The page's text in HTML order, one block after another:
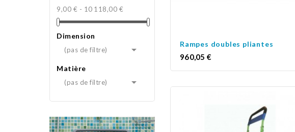
9,00 € - 10 118,00 €
Dimension
(pas de filtre) 
Matière
(pas de filtre) 
Rampes doubles pliantes
Prix
960,05 €